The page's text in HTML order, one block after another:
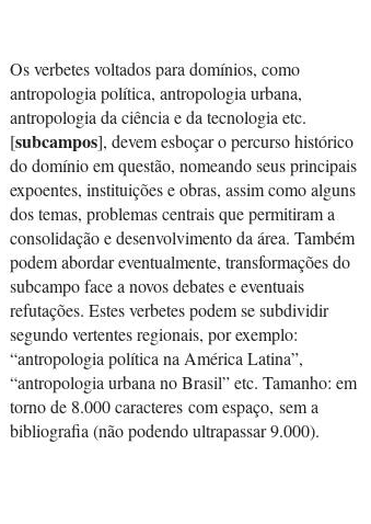
Os verbetes voltados para domínios, como
antropologia política, antropologia urbana,
antropologia da ciência e da tecnologia etc.
[subcampos], devem esboçar o percurso histórico
do domínio em questão, nomeando seus principais
expoentes, instituições e obras, assim como alguns
dos temas, problemas centrais que permitiram a
consolidação e desenvolvimento da área. Também
podem abordar eventualmente, transformações do
subcampo face a novos debates e eventuais
refutações. Estes verbetes podem se subdividir
segundo vertentes regionais, por exemplo:
“antropologia política na América Latina”,
“antropologia urbana no Brasil” etc. Tamanho: em
torno de 8.000 caracteres com espaço, sem a
bibliografia (não podendo ultrapassar 9.000).